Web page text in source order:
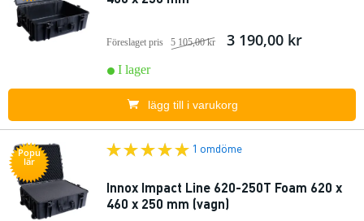
Föreslaget pris 5 105,00 kr 3 190,00 kr
I lager
lägg till i varukorg
Popu
lär
1 omdöme
Innox Impact Line 620-250T Foam 620 x
460 x 250 mm (vagn)